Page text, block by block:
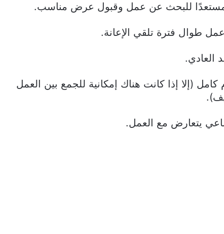
ومستعدًا للبحث عن عمل وقبول عرض مناسب.
طوال فترة تلقي الإعانة.
العادي.
كامل (إلا إذا كانت هناك إمكانية للجمع بين العمل
يتعارض مع العمل.